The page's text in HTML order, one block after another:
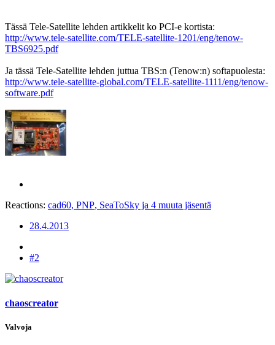
Tässä Tele-Satellite lehden artikkelit ko PCI-e kortista:
http://www.tele-satellite.com/TELE-satellite-1201/eng/tenow-
TBS6925.pdf
Ja tässä Tele-Satellite lehden juttua TBS:n (Tenow:n) softapuolesta:
http://www.tele-satellite-global.com/TELE-satellite-1111/eng/tenow-
software.pdf
Reactions: cad60, PNP, SeaToSky ja 4 muuta jäsentä
28.4.2013
#2
chaoscreator
Valvoja